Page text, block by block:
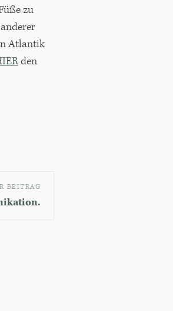
zu
Atlantik
den
BEITRAG